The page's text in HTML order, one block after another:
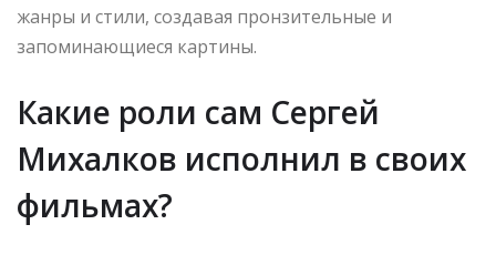
жанры и стили, создавая пронзительные и
запоминающиеся картины.
Какие роли сам Сергей
Михалков исполнил в своих
фильмах?